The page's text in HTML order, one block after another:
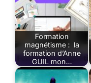
Formation
magnétisme : la
formation d’Anne
GUIL mon…